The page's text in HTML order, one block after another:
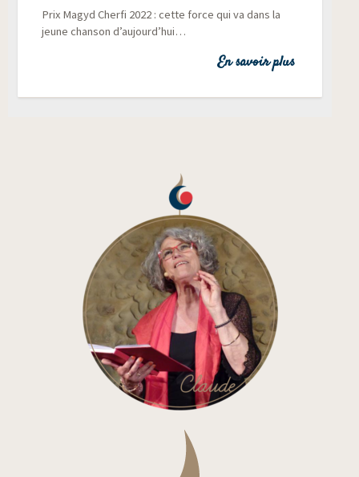
Prix Magyd Cher­fi 2022 : cette force qui va dans la
jeune chan­son d’aujourd’hui…
En savoir plus